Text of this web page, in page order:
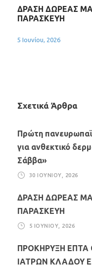
ΔΡΑΣΗ ΔΩΡΕΑΣ
ΠΑΡΑΣΚΕΥΗ
5 Ιουνίου, 2026
Σχετικά Άρθρα
Πρώτη
για ανθεκτικό
Σάββα»
30 ΙΟΥΝΊΟΥ, 2026
ΔΡΑΣΗ ΔΩΡΕΑΣ
ΠΑΡΑΣΚΕΥΗ
5 ΙΟΥΝΊΟΥ, 2026
ΠΡΟΚΗΡΥΞΗ ΕΠΤΑ
ΙΑΤΡΩΝ ΚΛΑΔΟΥ